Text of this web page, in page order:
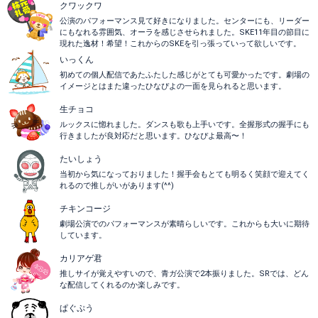
クワックワ
公演のパフォーマンス見て好きになりました。センターにも、リーダー
にもなれる雰囲気、オーラを感じさせられました。SKE11年目の節目に
現れた逸材！希望！これからのSKEを引っ張っていって欲しいです。
いっくん
初めての個人配信であたふたした感じがとても可愛かったです。劇場の
イメージとはまた違ったひなぴよの一面を見られると思います。
生チョコ
ルックスに惚れました。ダンスも歌も上手いです。全握形式の握手にも
行きましたが良対応だと思います。ひなぴよ最高〜！
たいしょう
当初から気になっておりました！握手会もとても明るく笑顔で迎えてく
れるので推しがいがあります(^^)
チキンコージ
劇場公演でのパフォーマンスが素晴らしいです。これからも大いに期待
しています。
カリアゲ君
推しサイが覚えやすいので、青ガ公演で2本振りました。SRでは、どん
な配信してくれるのか楽しみです。
ぱぐぷう